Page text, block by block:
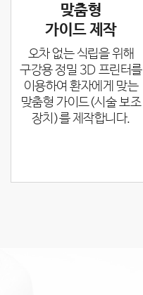
맞춤형
가이드 제작
오차 없는 식립을 위해
구강용 정밀 3D 프린터를
이용하여 환자에게 맞는
맞춤형 가이드(시술 보조
장치)를 제작합니다.